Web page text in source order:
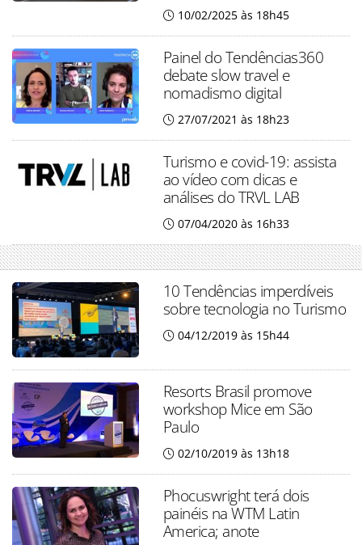
10/02/2025 às 18h45
Painel do Tendências360
debate slow travel e
nomadismo digital
27/07/2021 às 18h23
Turismo e covid-19: assista
ao vídeo com dicas e
análises do TRVL LAB
07/04/2020 às 16h33
10 Tendências imperdíveis
sobre tecnologia no Turismo
04/12/2019 às 15h44
Resorts Brasil promove
workshop Mice em São
Paulo
02/10/2019 às 13h18
Phocuswright terá dois
painéis na WTM Latin
America; anote